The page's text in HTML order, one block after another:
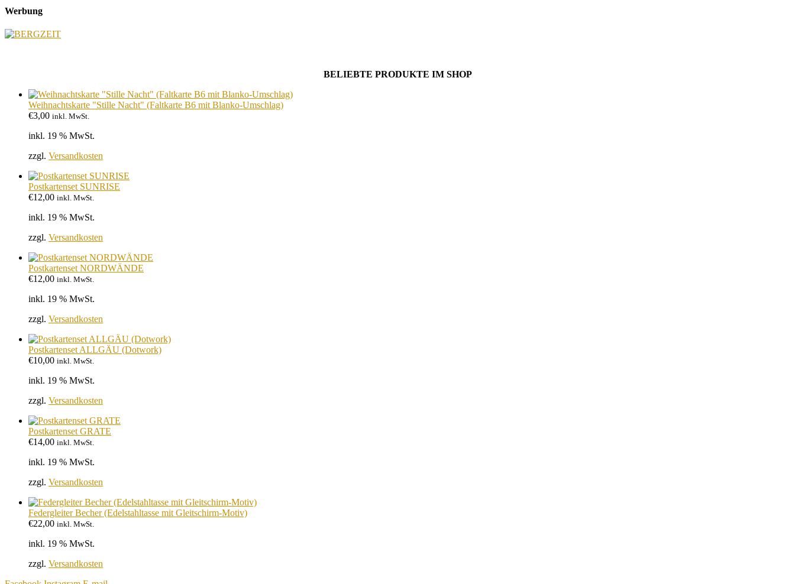
Werbung
BELIEBTE PRODUKTE IM SHOP
Weihnachtskarte "Stille Nacht" (Faltkarte B6 mit Blanko-Umschlag)
€3,00 inkl. MwSt.
inkl. 19 % MwSt.
zzgl. Versandkosten
Postkartenset SUNRISE
€12,00 inkl. MwSt.
inkl. 19 % MwSt.
zzgl. Versandkosten
Postkartenset NORDWÄNDE
€12,00 inkl. MwSt.
inkl. 19 % MwSt.
zzgl. Versandkosten
Postkartenset ALLGÄU (Dotwork)
€10,00 inkl. MwSt.
inkl. 19 % MwSt.
zzgl. Versandkosten
Postkartenset GRATE
€14,00 inkl. MwSt.
inkl. 19 % MwSt.
zzgl. Versandkosten
Federgleiter Becher (Edelstahltasse mit Gleitschirm-Motiv)
€22,00 inkl. MwSt.
inkl. 19 % MwSt.
zzgl. Versandkosten